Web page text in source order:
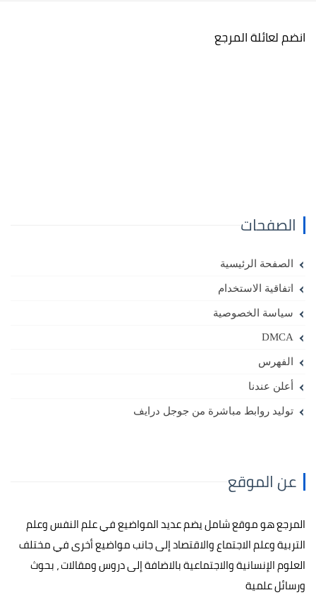
انضم لعائلة المرجع
الصفحات
الصفحة الرئيسية
اتفاقية الاستخدام
سياسة الخصوصية
DMCA
الفهرس
أعلن عندنا
توليد روابط مباشرة من جوجل درايف
عن الموقع
المرجع هو موقع شامل يضم عديد المواضيع في علم النفس وعلم
التربية وعلم الاجتماع والاقتصاد إلى جانب مواضيع أخرى في مختلف
العلوم الإنسانية والاجتماعية بالاضافة إلى دروس ومقالات ، بحوث
ورسائل علمية